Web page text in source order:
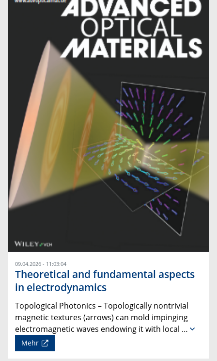
09.04.2026 - 11:03:04
Theoretical and fundamental aspects
in electrodynamics
Topological Photonics – Topologically nontrivial
magnetic textures (arrows) can mold impinging
electromagnetic waves endowing it with local …
Mehr